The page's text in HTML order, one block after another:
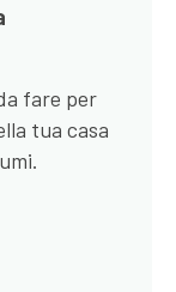
fare per
tua casa